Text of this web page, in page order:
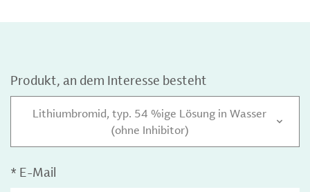
Produkt, an dem Interesse besteht
Lithiumbromid, typ. 54 %ige Lösung in Wasser
(ohne Inhibitor)
* E-Mail